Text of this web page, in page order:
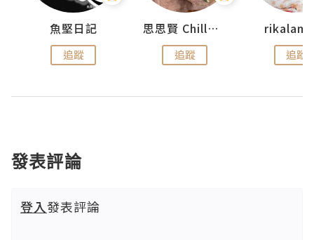
魚堅日記
追蹤
思思賢 ChillMyBabe
追蹤 追蹤
發表評論
登入發表評論